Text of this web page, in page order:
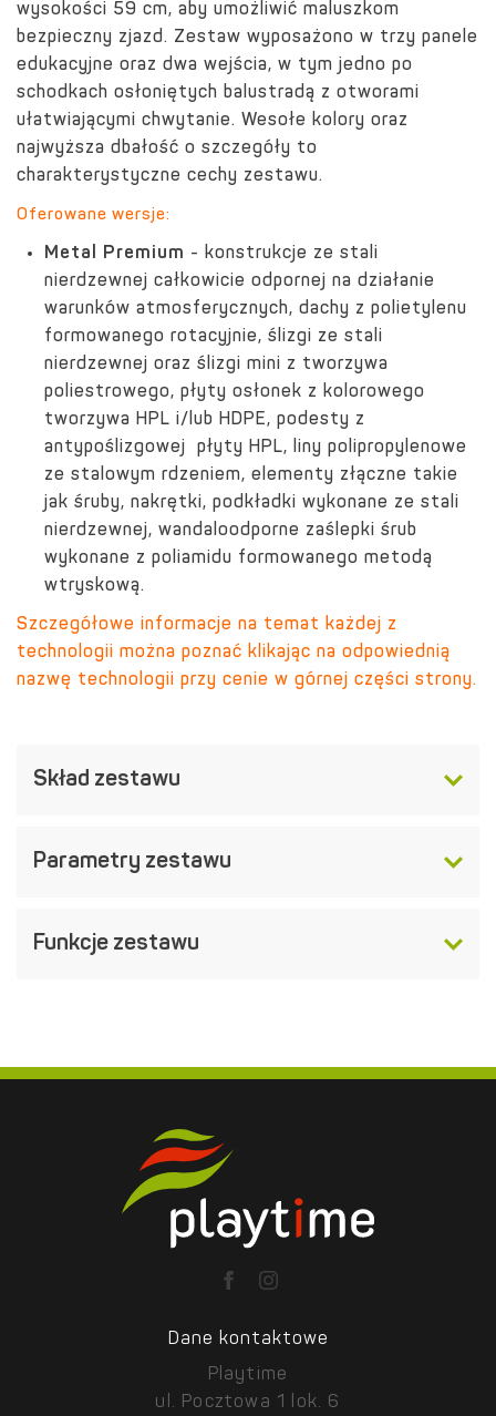
wysokości 59 cm, aby umożliwić maluszkom
bezpieczny zjazd. Zestaw wyposażono w trzy panele
edukacyjne oraz dwa wejścia, w tym jedno po
schodkach osłoniętych balustradą z otworami
ułatwiającymi chwytanie. Wesołe kolory oraz
najwyższa dbałość o szczegóły to
charakterystyczne cechy zestawu.
Oferowane wersje:
Metal Premium - konstrukcje ze stali
nierdzewnej całkowicie odpornej na działanie
warunków atmosferycznych, dachy z polietylenu
formowanego rotacyjnie, ślizgi ze stali
nierdzewnej oraz ślizgi mini z tworzywa
poliestrowego, płyty osłonek z kolorowego
tworzywa HPL i/lub HDPE, podesty z
antypoślizgowej płyty HPL, liny polipropylenowe
ze stalowym rdzeniem, elementy złączne takie
jak śruby, nakrętki, podkładki wykonane ze stali
nierdzewnej, wandaloodporne zaślepki śrub
wykonane z poliamidu formowanego metodą
wtryskową.
Szczegółowe informacje na temat każdej z
technologii można poznać klikając na odpowiednią
nazwę technologii przy cenie w górnej części strony.
Skład zestawu
Parametry zestawu
Funkcje zestawu
Dane kontaktowe
Playtime
ul. Pocztowa 1 lok. 6